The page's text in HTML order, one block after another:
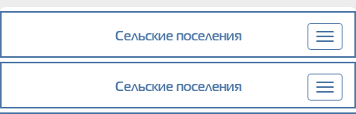
Подробнеео ИНФОРМАЦИОННОЕ СООБЩЕНИЕ О
НАЧАЛЕ ПУБЛИЧНЫХ СЛУШАНИЙ В
ОТНОШЕНИИ ЗЕМЕЛЬНОГО УЧАСТКА С
КАДАСТРОВЫМ НОМЕРОМ
05:08:000001:7864
Сельские поселения
Сельские поселения